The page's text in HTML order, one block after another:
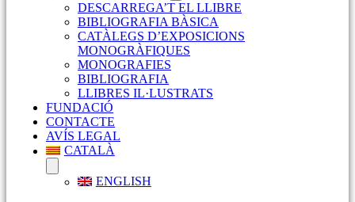
DESCARREGA’T EL LLIBRE
BIBLIOGRAFIA BÀSICA
CATÀLEGS D’EXPOSICIONS
MONOGRÀFIQUES
MONOGRAFIES
BIBLIOGRAFIA
LLIBRES IL·LUSTRATS
FUNDACIÓ
CONTACTE
AVÍS LEGAL
CATALÀ
ENGLISH